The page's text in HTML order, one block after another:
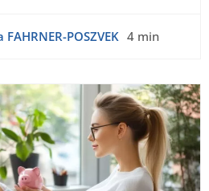
FAHRNER-POSZVEK 4 min